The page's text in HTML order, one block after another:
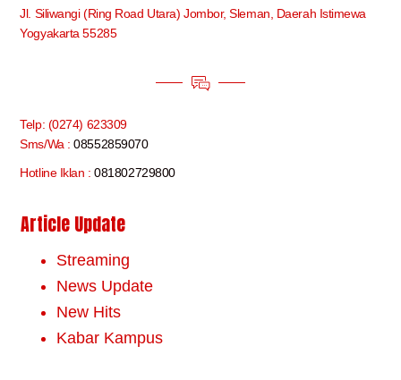
Jl. Siliwangi (Ring Road Utara) Jombor, Sleman, Daerah Istimewa
Yogyakarta 55285
Telp: (0274) 623309
Sms/Wa :08552859070
Hotline Iklan :081802729800
Article Update
Streaming
News Update
New Hits
Kabar Kampus